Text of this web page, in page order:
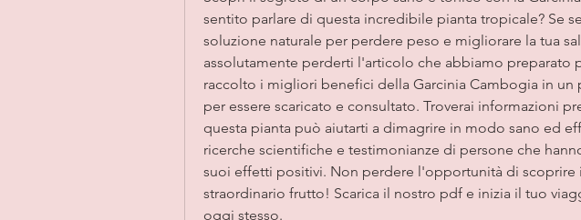
sentito parlare di questa incredibile pianta tropicale? Se
soluzione naturale per perdere peso e migliorare la tua
assolutamente perderti l'articolo che abbiamo preparato
raccolto i migliori benefici della Garcinia Cambogia in
per essere scaricato e consultato. Troverai informazioni
questa pianta può aiutarti a dimagrire in modo sano ed
ricerche scientifiche e testimonianze di persone che
suoi effetti positivi. Non perdere l'opportunità di scoprire
straordinario frutto! Scarica il nostro pdf e inizia il tuo
oggi stesso.